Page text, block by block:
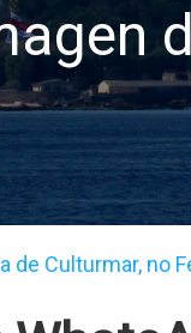
de Culturmar, no